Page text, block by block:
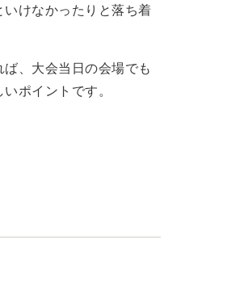
けなかったりと落ち着
、大会当日の会場でも
ポイントです。